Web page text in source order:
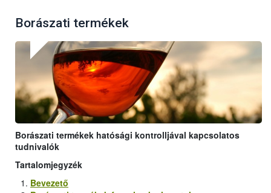
Borászati termékek
Borászati termékek hatósági kontrolljával kapcsolatos
tudnivalók
Tartalomjegyzék
Bevezető